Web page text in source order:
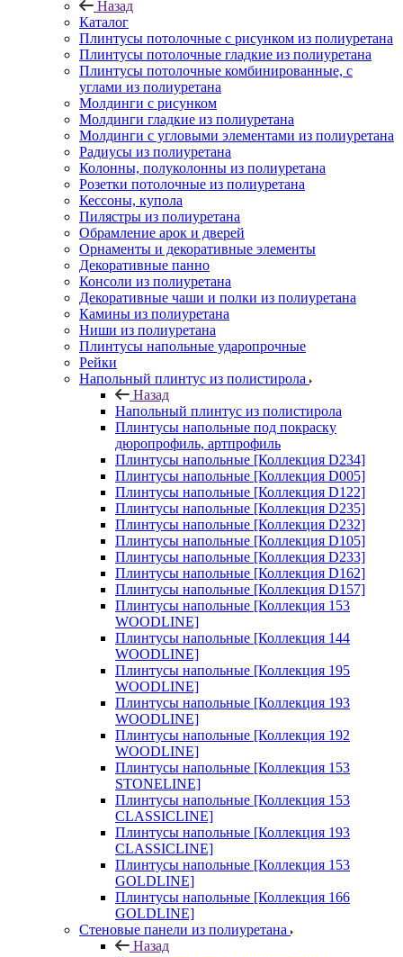
Назад
Каталог
Плинтусы потолочные с рисунком из полиуретана
Плинтусы потолочные гладкие из полиуретана
Плинтусы потолочные комбинированные, с
углами из полиуретана
Молдинги c рисунком
Молдинги гладкие из полиуретана
Молдинги с угловыми элементами из полиуретана
Радиусы из полиуретана
Колонны, полуколонны из полиуретана
Розетки потолочные из полиуретана
Кессоны, купола
Пилястры из полиуретана
Обрамление арок и дверей
Орнаменты и декоративные элементы
Декоративные панно
Консоли из полиуретана
Декоративные чаши и полки из полиуретана
Камины из полиуретана
Ниши из полиуретана
Плинтусы напольные ударопрочные
Рейки
Напольный плинтус из полистирола
Назад
Напольный плинтус из полистирола
Плинтусы напольные под покраску
дюропрофиль, артпрофиль
Плинтусы напольные [Коллекция D234]
Плинтусы напольные [Коллекция D005]
Плинтусы напольные [Коллекция D122]
Плинтусы напольные [Коллекция D235]
Плинтусы напольные [Коллекция D232]
Плинтусы напольные [Коллекция D105]
Плинтусы напольные [Коллекция D233]
Плинтусы напольные [Коллекция D162]
Плинтусы напольные [Коллекция D157]
Плинтусы напольные [Коллекция 153
WOODLINE]
Плинтусы напольные [Коллекция 144
WOODLINE]
Плинтусы напольные [Коллекция 195
WOODLINE]
Плинтусы напольные [Коллекция 193
WOODLINE]
Плинтусы напольные [Коллекция 192
WOODLINE]
Плинтусы напольные [Коллекция 153
STONELINE]
Плинтусы напольные [Коллекция 153
CLASSICLINE]
Плинтусы напольные [Коллекция 193
CLASSICLINE]
Плинтусы напольные [Коллекция 153
GOLDLINE]
Плинтусы напольные [Коллекция 166
GOLDLINE]
Стеновые панели из полиуретана
Назад